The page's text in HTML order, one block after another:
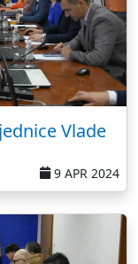
Vlade
9 APR 2024